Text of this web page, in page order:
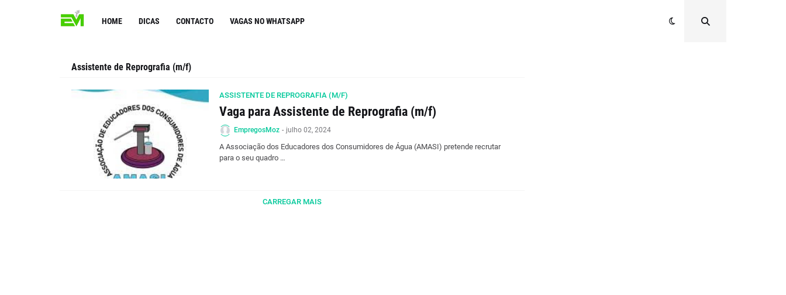
HOME DICAS CONTACTO VAGAS NO WHATSAPP
Assistente de Reprografia (m/f)
ASSISTENTE DE REPROGRAFIA (M/F)
Vaga para Assistente de Reprografia (m/f)
EmpregosMoz - julho 02, 2024
A Associação dos Educadores dos Consumidores de Água (AMASI) pretende recrutar
para o seu quadro …
CARREGAR MAIS